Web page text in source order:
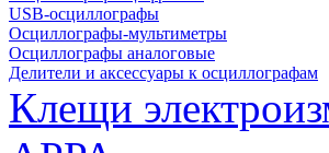
USB-осциллографы
Осциллографы-мультиметры
Осциллографы аналоговые
Делители и аксессуары к осциллографам
Клещи